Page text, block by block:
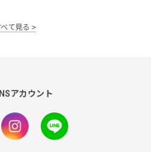
べて見る
アカウント